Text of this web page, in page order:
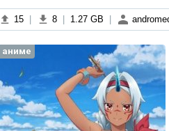
15 8 1.27 GB
аниме